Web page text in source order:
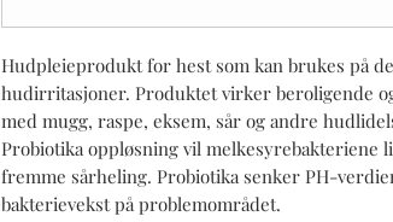
Hudpleieprodukt for hest som kan brukes på
hudirritasjoner. Produktet virker beroligende
med mugg, raspe, eksem, sår og andre
Probiotika oppløsning vil melkesyrebakteriene
fremme sårheling. Probiotika senker PH-
bakterievekst på problemområdet.